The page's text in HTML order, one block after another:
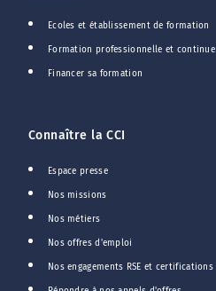
Ecoles et établissement de formation
Formation professionnelle et continue
Financer sa formation
Connaître la CCI
Espace presse
Nos missions
Nos métiers
Nos offres d'emploi
Nos engagements RSE et certifications